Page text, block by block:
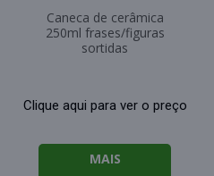
Caneca de cerâmica
250ml frases/figuras
sortidas
Clique aqui para ver o preço
MAIS